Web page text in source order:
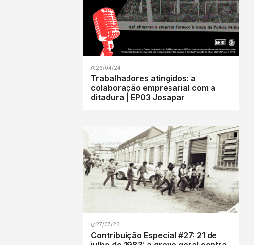
26/04/24
Trabalhadores atingidos: a
colaboração empresarial com a
ditadura | EP03 Josapar
27/07/23
Contribuição Especial #27: 21 de